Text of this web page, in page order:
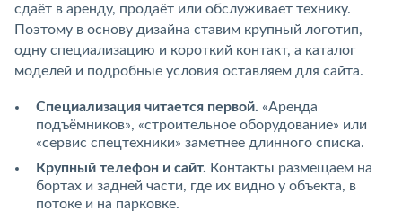
сдаёт в аренду, продаёт или обслуживает технику.
Поэтому в основу дизайна ставим крупный логотип,
одну специализацию и короткий контакт, а каталог
моделей и подробные условия оставляем для сайта.
Специализация читается первой. «Аренда
подъёмников», «строительное оборудование» или
«сервис спецтехники» заметнее длинного списка.
Крупный телефон и сайт. Контакты размещаем на
бортах и задней части, где их видно у объекта, в
потоке и на парковке.